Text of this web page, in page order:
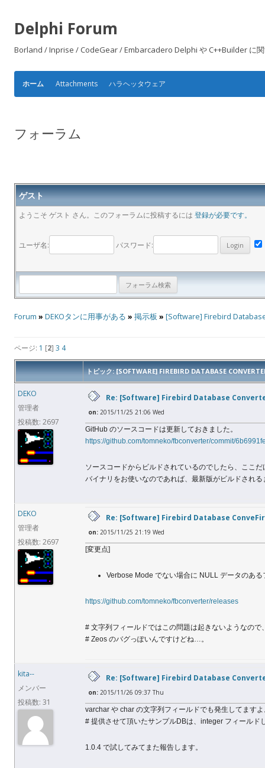
Delphi Forum
Borland / Inprise / CodeGear / Embarcadero Delphi や C++Builder に
ホーム Attachments ハラヘッタウェア
フォーラム
ゲスト
ようこそ ゲスト さん。このフォーラムに投稿するには 登録が必要です。
ユーザ名: パスワード:
Forum » DEKOタンに用事がある » 掲示板 » [Software] Firebird
ページ: 1 [2] 3 4
トピック: [SOFTWARE] FIREBIRD DATABASE
DEKO
管理者
投稿数: 2697
Re: [Software] Firebird Database
on: 2015/11/25 21:06 Wed
GitHub のソースコードは更新しておきました。
https://github.com/tomneko/fbconverter/commit/
ソースコードからビルドされているのでしたら、ここ
バイナリをお使いなのであれば、最新版がビルドされ
DEKO
管理者
投稿数: 2697
Re: [Software] Firebird Database
on: 2015/11/25 21:19 Wed
[変更点]
Verbose Mode でない場合に NULL データのあ
https://github.com/tomneko/fbconverter/releases
# 文字列フィールドではこの問題は起きないようなので
# Zeos のバグっぽいんですけどね…。
kita--
メンバー
投稿数: 31
Re: [Software] Firebird Database
on: 2015/11/26 09:37 Thu
varchar や char の文字列フィールドでも発生してます
# 提供させて頂いたサンプルDBは、integer フィールド
1.0.4 で試してみてまた報告します。